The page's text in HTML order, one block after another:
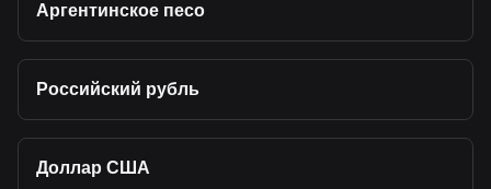
Аргентинское песо
Российский рубль
Доллар США